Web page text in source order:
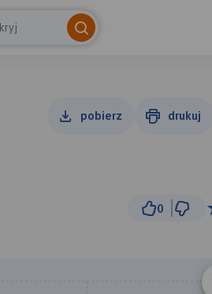
pobierz drukuj
0